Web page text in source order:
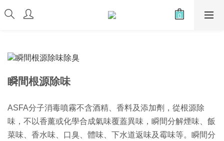
瞬間根源除味
ASFA分子消毒噴霧不含酒精、香料及添加劑，從根源除
味， 不以香薰或化學合成氣味覆蓋異味，瞬間分解煙味、飯
菜味、 香水味、口臭、體味、下水道返味及霉味等。 瞬間分